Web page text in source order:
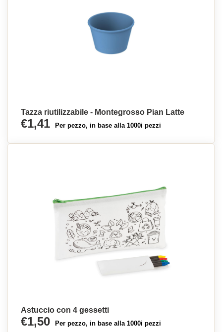
Tazza riutilizzabile - Montegrosso Pian Latte
€1,41 Per pezzo, in base alla 1000i pezzi
Astuccio con 4 gessetti
€1,50 Per pezzo, in base alla 1000i pezzi